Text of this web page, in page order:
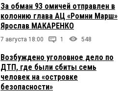
За обман 93 омичей отправлен в
колонию глава АЦ «Ромни Марш»
Ярослав МАКАРЕНКО
7 августа 18:00 1 548
Возбуждено уголовное дело по
ДТП, где были сбиты семь
человек на «островке
безопасности»